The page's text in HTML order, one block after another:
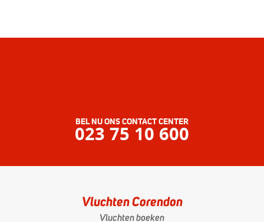
BEL NU ONS CONTACT CENTER
023 75 10 600
Vluchten Corendon
Vluchten boeken